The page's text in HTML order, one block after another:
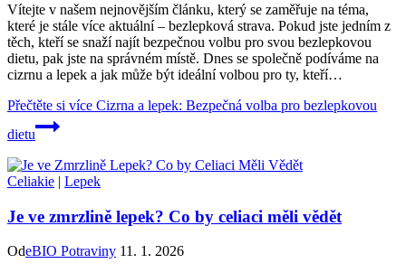
Vítejte v našem nejnovějším článku, který se zaměřuje na téma,
které je stále více aktuální – bezlepková strava. Pokud jste jedním z
těch, kteří se snaží najít bezpečnou volbu pro svou bezlepkovou
dietu, pak jste na správném místě. Dnes se společně podíváme na
cizrnu a lepek a jak může být ideální volbou pro ty, kteří…
Přečtěte si více Cizrna a lepek: Bezpečná volba pro bezlepkovou
dietu
Celiakie | Lepek
Je ve zmrzlině lepek? Co by celiaci měli vědět
OdeBIO Potraviny 11. 1. 2026